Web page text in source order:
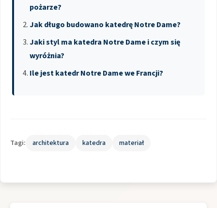
pożarze?
Jak długo budowano katedrę Notre Dame?
Jaki styl ma katedra Notre Dame i czym się
wyróżnia?
Ile jest katedr Notre Dame we Francji?
Tagi: architektura katedra materiał